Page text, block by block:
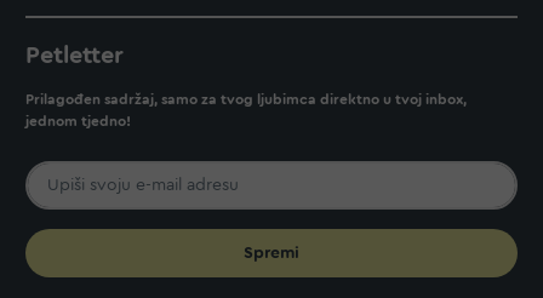
Petletter
Prilagođen sadržaj, samo za tvog ljubimca direktno u tvoj inbox,
jednom tjedno!
Spremi